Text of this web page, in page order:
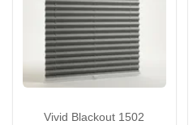
Vivid Blackout 1502